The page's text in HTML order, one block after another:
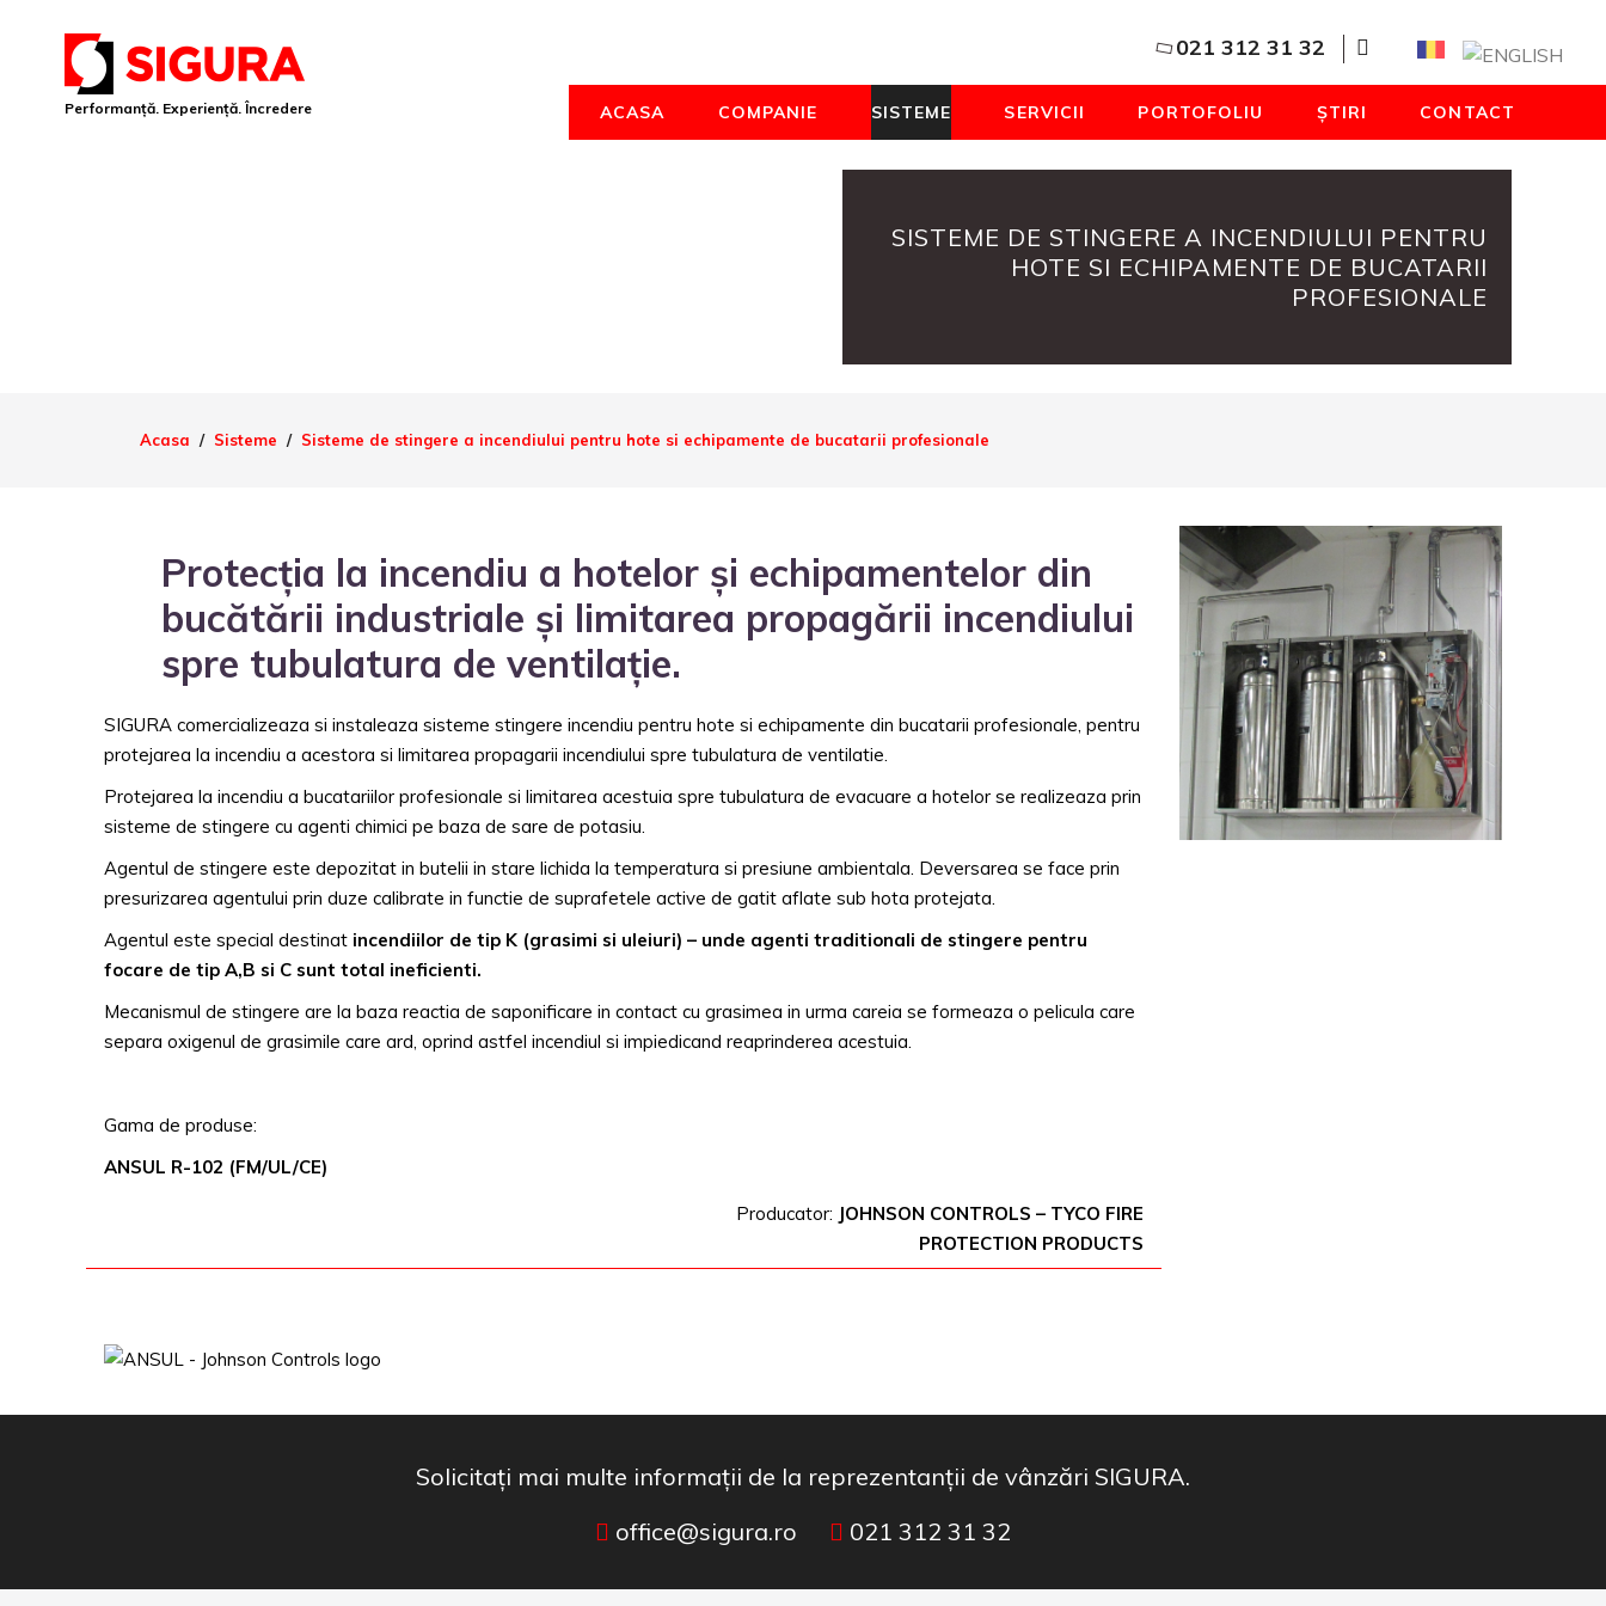
Performanță. Experiență. Încredere
021 312 31 32
ACASA COMPANIE SISTEME SERVICII PORTOFOLIU ȘTIRI CONTACT
SISTEME DE STINGERE A INCENDIULUI PENTRU
HOTE SI ECHIPAMENTE DE BUCATARII
PROFESIONALE
Acasa Sisteme Sisteme de stingere a incendiului pentru hote si echipamente de bucatarii profesionale
Protecția la incendiu a hotelor și echipamentelor din
bucătării industriale și limitarea propagării incendiului
spre tubulatura de ventilație.
SIGURA comercializeaza si instaleaza sisteme stingere incendiu pentru hote si echipamente din bucatarii profesionale, pentru
protejarea la incendiu a acestora si limitarea propagarii incendiului spre tubulatura de ventilatie.
Protejarea la incendiu a bucatariilor profesionale si limitarea acestuia spre tubulatura de evacuare a hotelor se realizeaza prin
sisteme de stingere cu agenti chimici pe baza de sare de potasiu.
Agentul de stingere este depozitat in butelii in stare lichida la temperatura si presiune ambientala. Deversarea se face prin
presurizarea agentului prin duze calibrate in functie de suprafetele active de gatit aflate sub hota protejata.
Agentul este special destinat incendiilor de tip K (grasimi si uleiuri) – unde agenti traditionali de stingere pentru
focare de tip A,B si C sunt total ineficienti.
Mecanismul de stingere are la baza reactia de saponificare in contact cu grasimea in urma careia se formeaza o pelicula care
separa oxigenul de grasimile care ard, oprind astfel incendiul si impiedicand reaprinderea acestuia.
Gama de produse:
ANSUL R-102 (FM/UL/CE)
Producator: JOHNSON CONTROLS – TYCO FIRE
PROTECTION PRODUCTS
Solicitați mai multe informații de la reprezentanții de vânzări SIGURA.
office@sigura.ro
021 312 31 32